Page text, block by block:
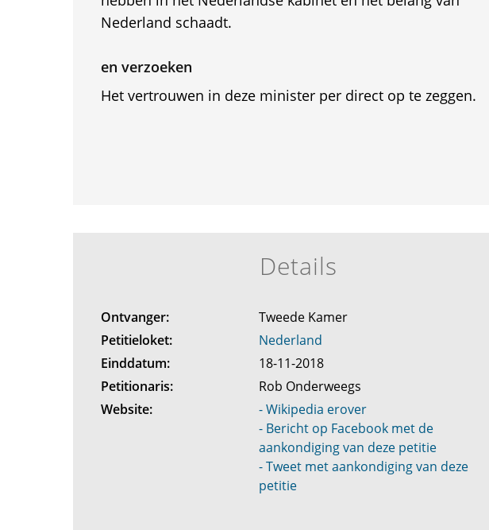
Nederland schaadt.
en verzoeken
Het vertrouwen in deze minister per direct op te zeggen.
Details
Ontvanger:
Tweede Kamer
Petitieloket:
Nederland
Einddatum:
18-11-2018
Petitionaris:
Rob Onderweegs
Website:
- Wikipedia erover
- Bericht op Facebook met de
aankondiging van deze petitie
- Tweet met aankondiging van deze
petitie